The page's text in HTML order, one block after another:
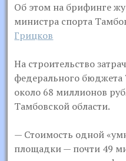
Об этом на брифинге
министра спорта
Грицков
На строительство
федерального
около 68 миллионов
Тамбовской области.
— Стоимость одной
площадки — почти 49